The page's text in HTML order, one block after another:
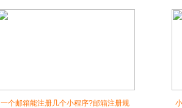
一个邮箱能注册几个小程序?邮箱注册规